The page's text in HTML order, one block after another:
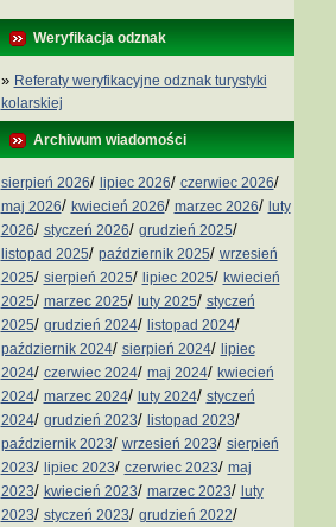
Weryfikacja odznak
» Referaty weryfikacyjne odznak turystyki
kolarskiej
Archiwum wiadomości
sierpień 2026/ lipiec 2026/ czerwiec 2026/
maj 2026/ kwiecień 2026/ marzec 2026/ luty
2026/ styczeń 2026/ grudzień 2025/
listopad 2025/ październik 2025/ wrzesień
2025/ sierpień 2025/ lipiec 2025/ kwiecień
2025/ marzec 2025/ luty 2025/ styczeń
2025/ grudzień 2024/ listopad 2024/
październik 2024/ sierpień 2024/ lipiec
2024/ czerwiec 2024/ maj 2024/ kwiecień
2024/ marzec 2024/ luty 2024/ styczeń
2024/ grudzień 2023/ listopad 2023/
październik 2023/ wrzesień 2023/ sierpień
2023/ lipiec 2023/ czerwiec 2023/ maj
2023/ kwiecień 2023/ marzec 2023/ luty
2023/ styczeń 2023/ grudzień 2022/